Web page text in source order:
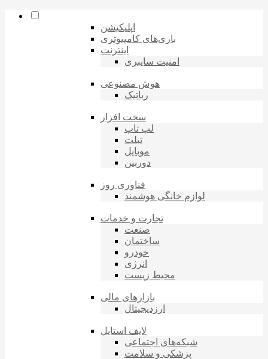
اپلیکیشن
بازی‌های کامپیوتری
اینترنت
امنیت سایبری
هوش مصنوعی
رباتیک
سخت افزار
لپ تاپ
تبلت
موبایل
دوربین
فناوری روز
لوازم خانگی هوشمند
تجارت و خدمات
صنعت
ساختمان
خودرو
انرژی
محیط زیست
بازارهای مالی
ارزدیجیتال
لایف استایل
شبکه‌های اجتماعی
پزشکی و سلامت